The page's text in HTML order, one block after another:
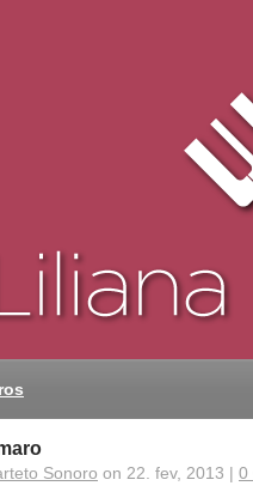
Sonoro on 22. fev, 2013 | 0